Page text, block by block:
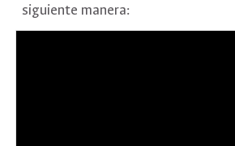
siguiente manera: